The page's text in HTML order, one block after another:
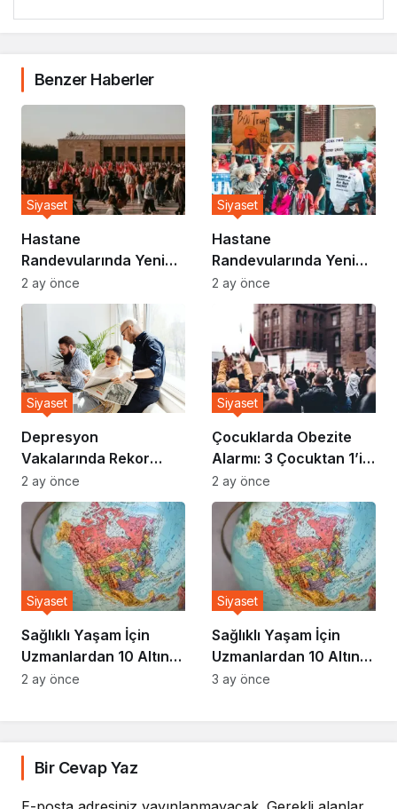
Benzer Haberler
Hastane
Randevularında Yeni
Sistem Devreye Girdi
Siyaset
2 ay önce
Hastane
Randevularında Yeni
Sistem Devreye Girdi
Siyaset
2 ay önce
Depresyon
Vakalarında Rekor
Artış: Uzmanlar Nedeni
Açıkladı
Siyaset
2 ay önce
Çocuklarda Obezite
Alarmı: 3 Çocuktan 1’i
Risk Altında
Siyaset
2 ay önce
Sağlıklı Yaşam İçin
Uzmanlardan 10 Altın
Kural
Siyaset
2 ay önce
Sağlıklı Yaşam İçin
Uzmanlardan 10 Altın
Kural
Siyaset
3 ay önce
Bir Cevap Yaz